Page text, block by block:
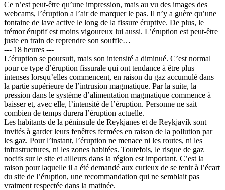
Ce n’est peut-être qu’une impression, mais au vu des images des
webcams, l’éruption a l’air de marquer le pas. Il n’y a guère qu’une
fontaine de lave active le long de la fissure éruptive. De plus, le
trémor éruptif est moins vigoureux lui aussi. L’éruption est peut-être
juste en train de reprendre son souffle…
--- 18 heures ---
L’éruption se poursuit, mais son intensité a diminué. C’est normal
pour ce type d’éruption fissurale qui ont tendance à être plus
intenses lorsqu’elles commencent, en raison du gaz accumulé dans
la partie supérieure de l’intrusion magmatique. Par la suite, la
pression dans le système d’alimentation magmatique commence à
baisser et, avec elle, l’intensité de l’éruption. Personne ne sait
combien de temps durera l’éruption actuelle.
Les habitants de la péninsule de Reykjanes et de Reykjavík sont
invités à garder leurs fenêtres fermées en raison de la pollution par
les gaz. Pour l’instant, l’éruption ne menace ni les routes, ni les
infrastructures, ni les zones habitées. Toutefois, le risque de gaz
nocifs sur le site et ailleurs dans la région est important. C’est la
raison pour laquelle il a été demandé aux curieux de se tenir à l’écart
du site de l’éruption, une recommandation qui ne semblait pas
vraiment respectée dans la matinée.